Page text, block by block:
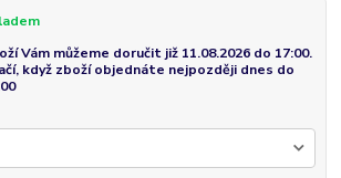
Vám můžeme doručit již 11.08.2026 do 17:00.
když zboží objednáte nejpozději dnes do